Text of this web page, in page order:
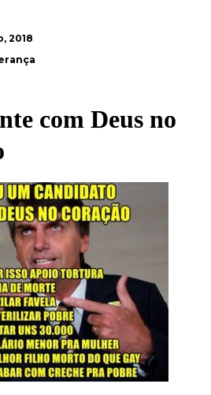
2018
com Deus no